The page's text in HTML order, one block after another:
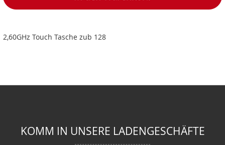
2,60GHz Touch Tasche zub 128
KOMM IN UNSERE LADENGESCHÄFTE